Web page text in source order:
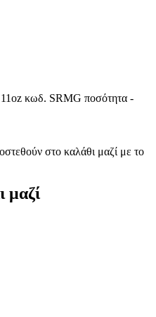
κωδ. SRMG ποσότητα -
στο καλάθι μαζί με το
μαζί